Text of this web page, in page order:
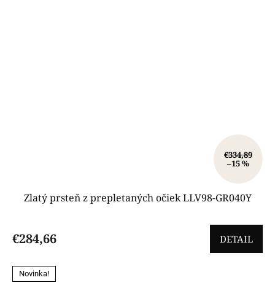
€334,89
–15 %
Zlatý prsteň z prepletaných očiek LLV98-GR040Y
€284,66 DETAIL
Novinka!